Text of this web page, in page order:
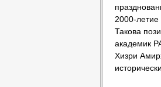
2000-летие
Такова
академик
Хизри